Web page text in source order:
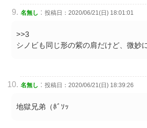
名無し : 投稿日：2020/06/21(日) 18:01:01
>>3
シノビも同じ形の紫の肩だけど、微妙
名無し : 投稿日：2020/06/21(日) 18:39:26
地獄兄弟（ﾎﾞｿｯ